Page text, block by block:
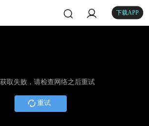
下载APP
取失败，请检查网络之后重试
重试